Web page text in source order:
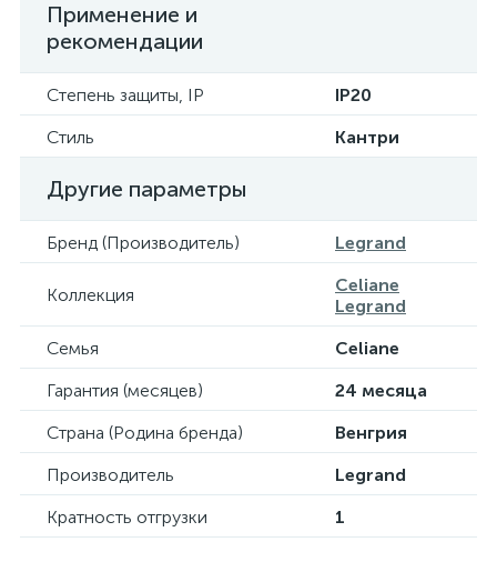
Применение и
рекомендации
Степень защиты, IP
IP20
Стиль
Кантри
Другие параметры
Бренд (Производитель) Legrand
Коллекция
Celiane
Legrand
Семья
Celiane
Гарантия (месяцев)
24 месяца
Страна (Родина бренда)
Венгрия
Производитель
Legrand
Кратность отгрузки
1